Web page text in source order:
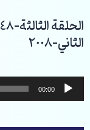
إلى
المحتوى
الثاني-2008
مشغل
الصوت
00:00